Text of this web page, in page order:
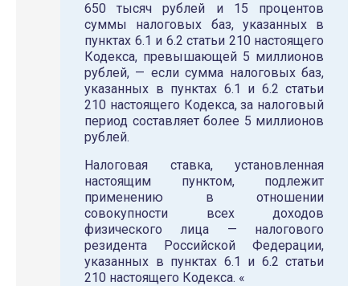
650 тысяч рублей и 15 процентов
суммы налоговых баз, указанных в
пунктах 6.1 и 6.2 статьи 210 настоящего
Кодекса, превышающей 5 миллионов
рублей, — если сумма налоговых баз,
указанных в пунктах 6.1 и 6.2 статьи
210 настоящего Кодекса, за налоговый
период составляет более 5 миллионов
рублей.
Налоговая ставка, установленная
настоящим пунктом, подлежит
применению в отношении
совокупности всех доходов
физического лица — налогового
резидента Российской Федерации,
указанных в пунктах 6.1 и 6.2 статьи
210 настоящего Кодекса. «